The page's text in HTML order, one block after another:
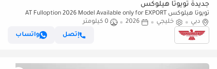
جديدة تويوتا هيلوكس
تويوتا هيلوكس AT Fulloption 2026 Model Available only for EXPORT
outside GCC (للتصدير فقط)
دبي خليجي 2026
0 كيلومتر
إتصل
واتساب